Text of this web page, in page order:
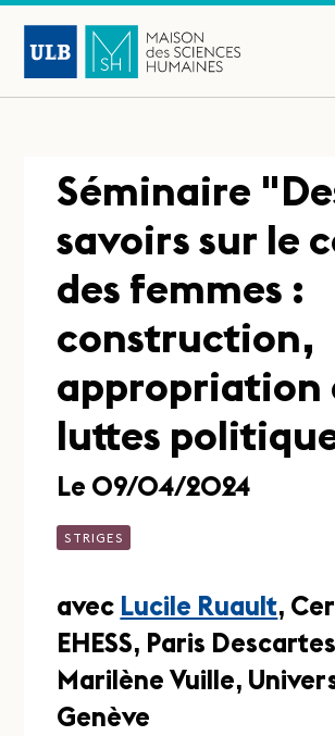
Séminaire
savoirs sur le
des femmes :
construction,
appropriation
luttes
Le 09/04/2024
STRIGES
avec Lucile Ruault,
EHESS, Paris
Marilène Vuille,
Genève